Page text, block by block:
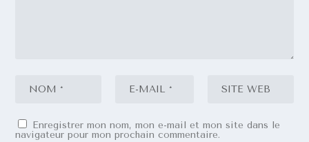
Enregistrer mon nom, mon e-mail et mon site dans le
navigateur pour mon prochain commentaire.